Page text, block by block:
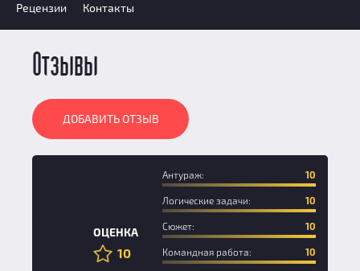
Рецензии Контакты
Отзывы
ДОБАВИТЬ ОТЗЫВ
ОЦЕНКА
10
Антураж: 10
Логические задачи: 10
Сюжет: 10
Командная работа: 10